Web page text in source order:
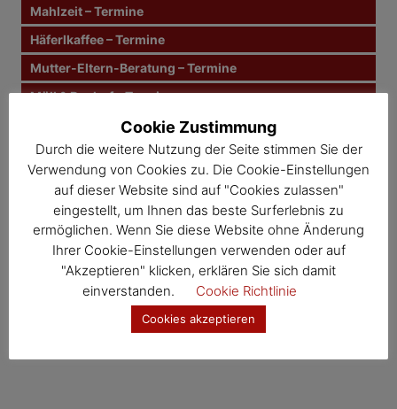
a
g
s
a
i
a
h
Mahlzeit – Termine
Häferlkaffee – Termine
Mutter-Eltern-Beratung – Termine
Müll & Bauhof – Termine
Gesunde Gemeinde – Termine
Kernland – Termine
Wosdawö – Termine
Jahresübersicht
Veranstaltungskalender
Cookie Zustimmung
Durch die weitere Nutzung der Seite stimmen Sie der
Verwendung von Cookies zu. Die Cookie-Einstellungen
auf dieser Website sind auf "Cookies zulassen"
eingestellt, um Ihnen das beste Surferlebnis zu
ermöglichen. Wenn Sie diese Website ohne Änderung
Ihrer Cookie-Einstellungen verwenden oder auf
"Akzeptieren" klicken, erklären Sie sich damit
einverstanden.
Cookie Richtlinie
Cookies akzeptieren